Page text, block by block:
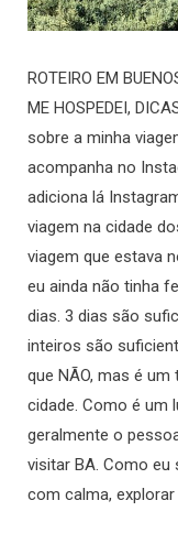
ROTEIRO EM
ME HOSPEDEI,
sobre a minha
acompanha no
adiciona lá
viagem na cidade
viagem que estava
eu ainda não tinha
dias. 3 dias são
inteiros são
que NÃO, mas é
cidade. Como é um
geralmente o
visitar BA. Como eu
com calma,